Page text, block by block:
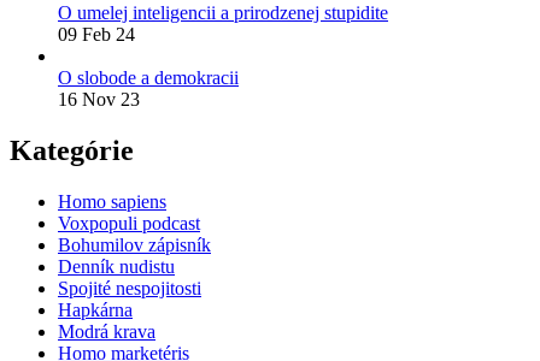
O umelej inteligencii a prirodzenej stupidite
09 Feb 24
O slobode a demokracii
16 Nov 23
Kategórie
Homo sapiens
Voxpopuli podcast
Bohumilov zápisník
Denník nudistu
Spojité nespojitosti
Hapkárna
Modrá krava
Homo marketéris